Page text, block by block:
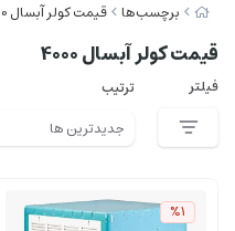
برچسب‌ها قیمت کولر آبسال 4000
قیمت کولر آبسال 4000
فیلتر ترتیب
%1